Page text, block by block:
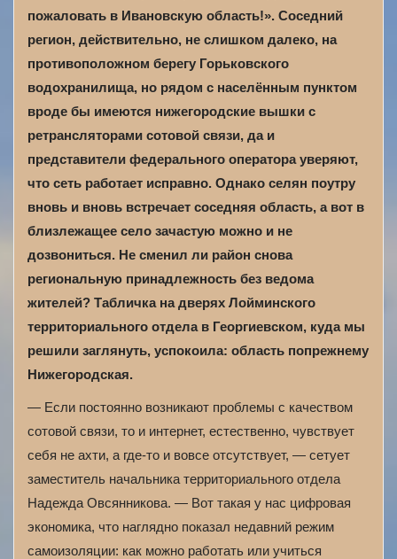
пожаловать в Ивановскую область!». Соседний
регион, действительно, не слишком далеко, на
противоположном берегу Горьковского
водохранилища, но рядом с населённым пунктом
вроде бы имеются нижегородские вышки с
ретрансляторами сотовой связи, да и
представители федерального оператора уверяют,
что сеть работает исправно. Однако селян поутру
вновь и вновь встречает соседняя область, а вот в
близлежащее село зачастую можно и не
дозвониться. Не сменил ли район снова
региональную принадлежность без ведома
жителей? Табличка на дверях Лойминского
территориального отдела в Георгиевском, куда мы
решили заглянуть, успокоила: область попрежнему
Нижегородская.
— Если постоянно возникают проблемы с качеством
сотовой связи, то и интернет, естественно, чувствует
себя не ахти, а где-то и вовсе отсутствует, — сетует
заместитель начальника территориального отдела
Надежда Овсянникова. — Вот такая у нас цифровая
экономика, что наглядно показал недавний режим
самоизоляции: как можно работать или учиться